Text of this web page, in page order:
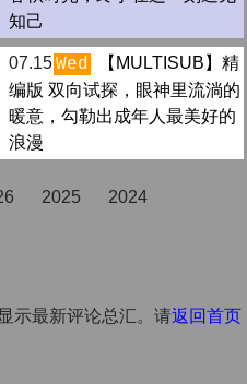
知己
07.15Wed
【MULTISUB】精
编版 双向试探，眼神里流淌的
暖意，勾勒出成年人最美好的
浪漫
2025 2024
示最新评论总汇。请返回首页